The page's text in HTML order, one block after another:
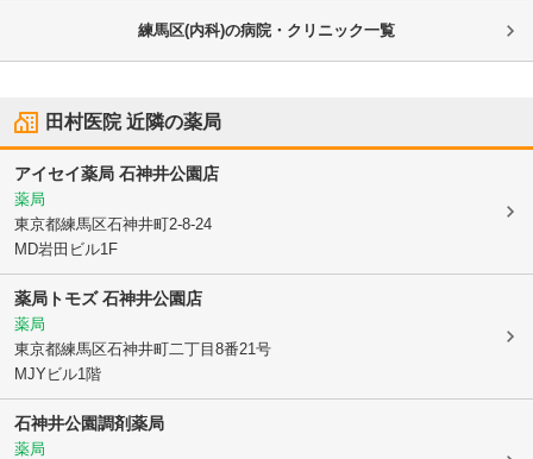
練馬区(内科)の病院・クリニック一覧
田村医院近隣の薬局
アイセイ薬局 石神井公園店
薬局
東京都練馬区石神井町2-8-24
MD岩田ビル1F
薬局トモズ 石神井公園店
薬局
東京都練馬区石神井町二丁目8番21号
MJYビル1階
石神井公園調剤薬局
薬局